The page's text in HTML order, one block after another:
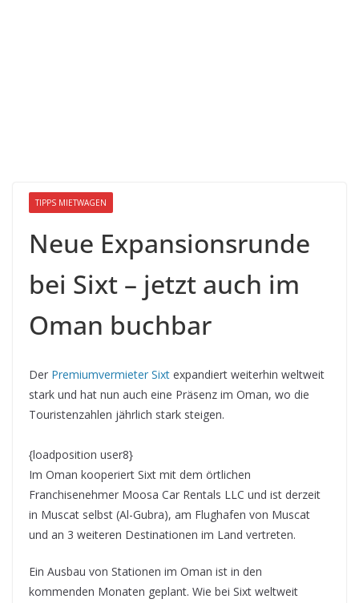
TIPPS MIETWAGEN
Neue Expansionsrunde
bei Sixt – jetzt auch im
Oman buchbar
Der Premiumvermieter Sixt expandiert weiterhin weltweit
stark und hat nun auch eine Präsenz im Oman, wo die
Touristenzahlen jährlich stark steigen.
{loadposition user8}
Im Oman kooperiert Sixt mit dem örtlichen
Franchisenehmer Moosa Car Rentals LLC und ist derzeit
in Muscat selbst (Al-Gubra), am Flughafen von Muscat
und an 3 weiteren Destinationen im Land vertreten.
Ein Ausbau von Stationen im Oman ist in den
kommenden Monaten geplant. Wie bei Sixt weltweit